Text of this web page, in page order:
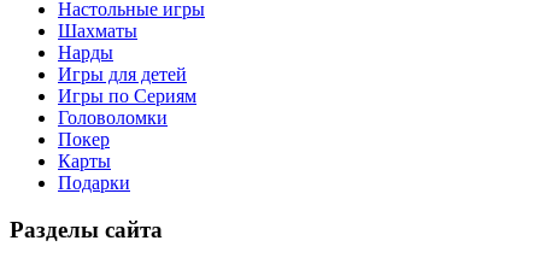
Настольные игры
Шахматы
Нарды
Игры для детей
Игры по Сериям
Головоломки
Покер
Карты
Подарки
Разделы сайта